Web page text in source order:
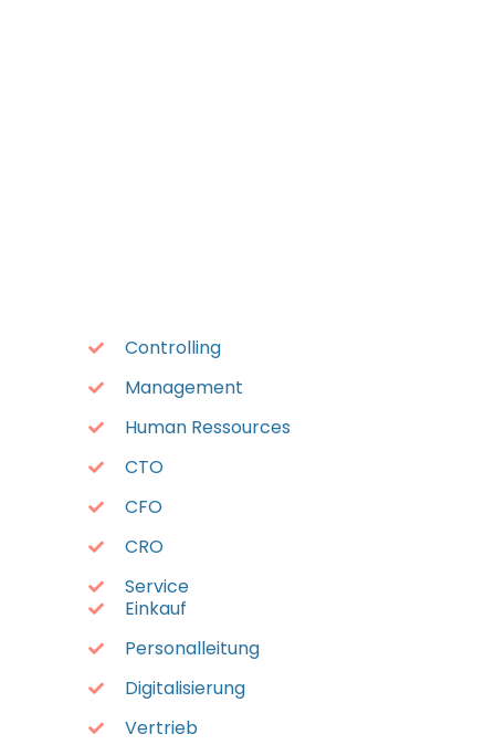
Controlling
Management
Human Ressources
CTO
CFO
CRO
Service
Einkauf
Personalleitung
Digitalisierung
Vertrieb